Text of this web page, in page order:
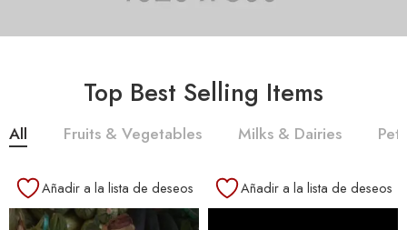
Top Best Selling Items
All Fruits & Vegetables Milks & Dairies Pet
Añadir a la lista de deseos Añadir a la lista de deseos